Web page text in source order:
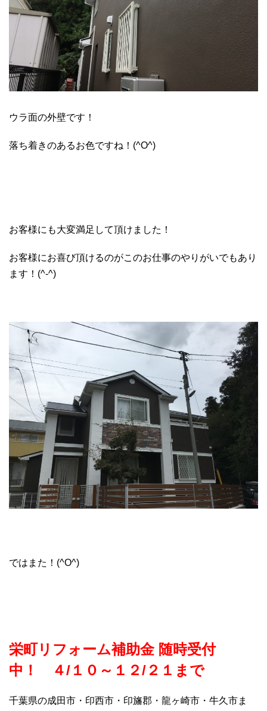
ウラ面の外壁です！
落ち着きのあるお色ですね！(^O^)
お客様にも大変満足して頂けました！
お客様にお喜び頂けるのがこのお仕事のやりがいでもあり
ます！(^-^)
ではまた！(^O^)
栄町リフォーム補助金 随時受付
中！ ４/１０～１２/２１まで
千葉県の成田市・印西市・印旛郡・龍ヶ崎市・牛久市ま